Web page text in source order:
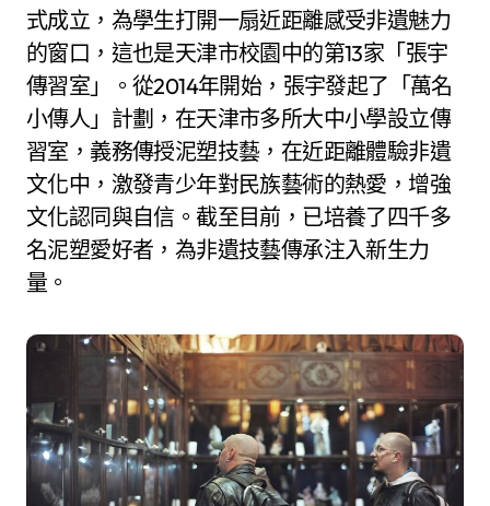
式成立，為學生打開一扇近距離感受非遺魅力
的窗口，這也是天津市校園中的第13家「張宇
傳習室」。從2014年開始，張宇發起了「萬名
小傳人」計劃，在天津市多所大中小學設立傳
習室，義務傳授泥塑技藝，在近距離體驗非遺
文化中，激發青少年對民族藝術的熱愛，增強
文化認同與自信。截至目前，已培養了四千多
名泥塑愛好者，為非遺技藝傳承注入新生力
量。